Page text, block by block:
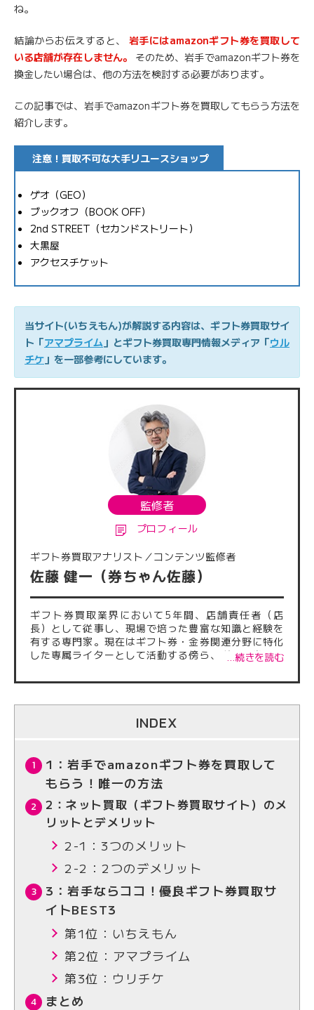
ね。
結論からお伝えすると、
岩手にはamazonギフト券を買取して
いる店舗が存在しません。
そのため、岩手でamazonギフト券を
換金したい場合は、他の方法を検討する必要があります。
この記事では、岩手でamazonギフト券を買取してもらう方法を
紹介します。
注意！買取不可な大手リユースショップ
ゲオ（GEO）
ブックオフ（BOOK OFF）
2nd STREET（セカンドストリート）
大黒屋
アクセスチケット
当サイト(いちえもん)が解説する内容は、ギフト券買取サイ
ト「アマプライム 」とギフト券買取専門情報メディア「ウル
チケ 」を一部参考にしています。
監修者
プロフィール
ギフト券買取アナリスト／コンテンツ監修者
佐藤 健一（券ちゃん佐藤）
ギフト券買取業界において5年間、店舗責任者（店
長）として従事し、現場で培った豊富な知識と経験を
有する専門家。現在はギフト券・金券関連分野に特化
した専属ライターとして活動する傍ら、ギフト券買取
これまでに執筆・監修した記事は500本を超え、正確
信頼を得ている。
…続きを読む
INDEX
1：岩手でamazonギフト券を買取して
もらう！唯一の方法
2：ネット買取（ギフト券買取サイト）のメ
リットとデメリット
2-1：3つのメリット
2-2：2つのデメリット
3：岩手ならココ！優良ギフト券買取サ
イトBEST3
第1位：いちえもん
第2位：アマプライム
第3位：ウリチケ
まとめ